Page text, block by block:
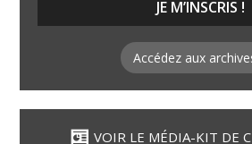
Accédez aux
VOIR LE MÉDIA-KIT DE